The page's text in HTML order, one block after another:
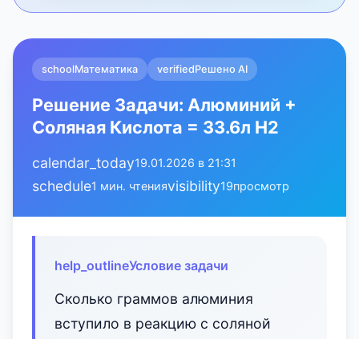
schoolМатематика verifiedРешено AI
Решение Задачи: Алюминий +
Соляная Кислота = 33.6л H2
calendar_today19.01.2026 в 21:31
schedule1 мин. чтенияvisibility19просмотр
help_outlineУсловие задачи
Сколько граммов алюминия
вступило в реакцию с соляной